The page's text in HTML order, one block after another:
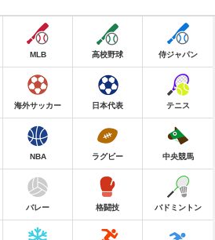
MLB 高校野球 侍ジャパン
海外サッカー 日本代表 テニス
NBA ラグビー 中央競馬
バレー 格闘技 バドミントン